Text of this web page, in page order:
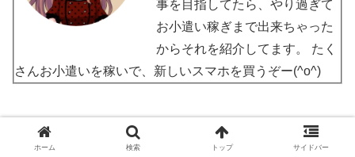
事を目指してたら、やり過ぎて
お小遣い稼ぎまで出来ちゃった
からそれを紹介してます。 たく
さんお小遣いを稼いで、新しいスマホを買うぞー(^o^)
ホーム 検索 トップ サイドバー